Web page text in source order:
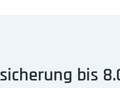
bis